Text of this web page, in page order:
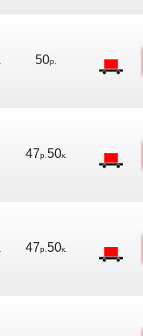
50р.
47р. 50к.
47р. 50к.